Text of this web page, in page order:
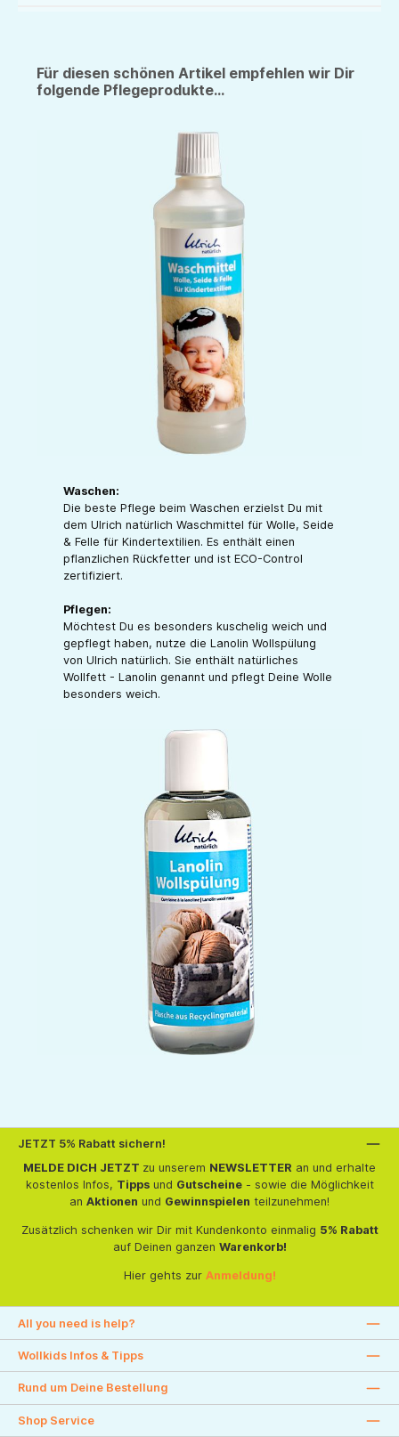
Für diesen schönen Artikel empfehlen wir Dir
folgende Pflegeprodukte...
Waschen:
Die beste Pflege beim Waschen erzielst Du mit
dem Ulrich natürlich Waschmittel für Wolle, Seide
& Felle für Kindertextilien. Es enthält einen
pflanzlichen Rückfetter und ist ECO-Control
zertifiziert.
Pflegen:
Möchtest Du es besonders kuschelig weich und
gepflegt haben, nutze die Lanolin Wollspülung
von Ulrich natürlich. Sie enthält natürliches
Wollfett - Lanolin genannt und pflegt Deine Wolle
besonders weich.
JETZT 5% Rabatt sichern!
MELDE DICH JETZT zu unserem NEWSLETTER an und erhalte
kostenlos Infos, Tippsund Gutscheine- sowie die Möglichkeit
an Aktionen und Gewinnspielen teilzunehmen!
Zusätzlich schenken wir Dir mit Kundenkonto einmalig 5% Rabatt
auf Deinen ganzen Warenkorb!
Hier gehts zur Anmeldung!
All you need is help?
Wollkids Infos & Tipps
Rund um Deine Bestellung
Shop Service